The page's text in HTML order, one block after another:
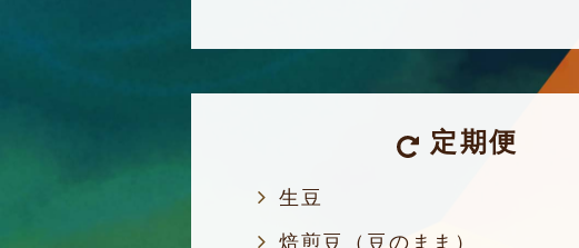
定期便
生豆
焙煎豆（豆のまま）